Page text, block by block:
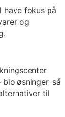
fokus på
og
så
til